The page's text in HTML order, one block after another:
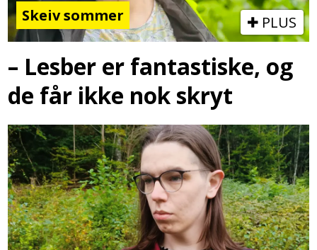
Skeiv sommer PLUS
– Lesber er fantastiske, og
de får ikke nok skryt